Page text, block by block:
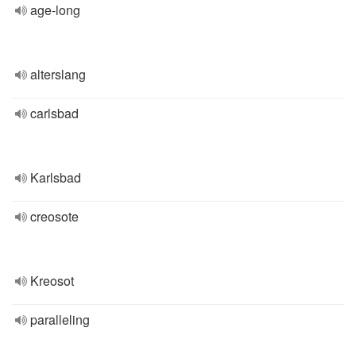
age-long
alterslang
carlsbad
Karlsbad
creosote
Kreosot
paralleling